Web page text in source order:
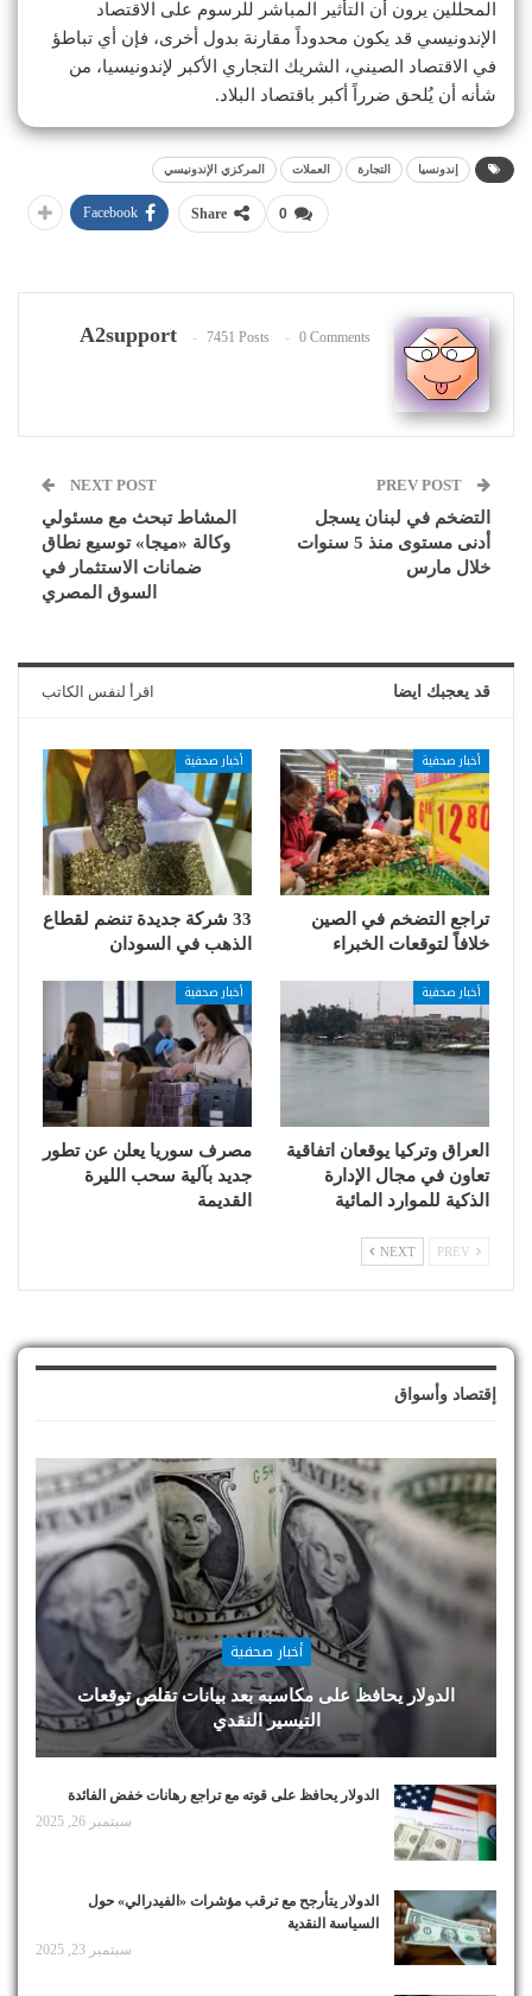
المحللين يرون أن التأثير المباشر للرسوم على الاقتصاد
الإندونيسي قد يكون محدوداً مقارنة بدول أخرى، فإن أي تباطؤ
في الاقتصاد الصيني، الشريك التجاري الأكبر لإندونيسيا، من
شأنه أن يُلحق ضرراً أكبر باقتصاد البلاد.
إندونسيا التجارة العملات المركزي الإندونيسي
0
Share
Facebook
A2support 7451 Posts 0 Comments
التضخم في لبنان يسجل
أدنى مستوى منذ 5 سنوات
خلال مارس
NEXT POST
المشاط تبحث مع مسئولي
وكالة «ميجا» توسيع نطاق
ضمانات الاستثمار في
السوق المصري
قد يعجبك ايضا اقرأ لنفس الكاتب
أخبار صحفية
تراجع التضخم في الصين
خلافاً لتوقعات الخبراء
أخبار صحفية
33 شركة جديدة تنضم لقطاع
الذهب في السودان
أخبار صحفية
العراق وتركيا يوقعان اتفاقية
تعاون في مجال الإدارة
الذكية للموارد المائية
أخبار صحفية
مصرف سوريا يعلن عن تطور
جديد بآلية سحب الليرة
القديمة
NEXT
إقتصاد وأسواق
أخبار صحفية
الدولار يحافظ على مكاسبه بعد بيانات تقلص توقعات
التيسير النقدي
الدولار يحافظ على قوته مع تراجع رهانات خفض الفائدة
سبتمبر 26, 2025
الدولار يتأرجح مع ترقب مؤشرات «الفيدرالي» حول
السياسة النقدية
سبتمبر 23, 2025